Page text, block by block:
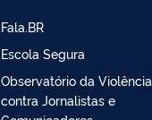
Fala.BR
Escola Segura
Observatório da Violência
contra Jornalistas e